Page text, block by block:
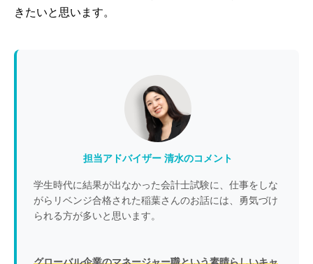
きたいと思います。
担当アドバイザー 清水のコメント
学生時代に結果が出なかった会計士試験に、仕事をしな
がらリベンジ合格された稲葉さんのお話には、勇気づけ
られる方が多いと思います。